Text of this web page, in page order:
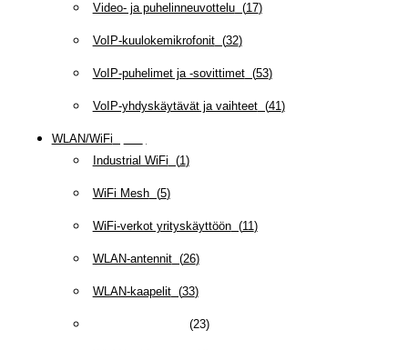
Video- ja puhelinneuvottelu(17)
VoIP-kuulokemikrofonit(32)
VoIP-puhelimet ja -sovittimet(53)
VoIP-yhdyskäytävät ja vaihteet(41)
WLAN/WiFi
Industrial WiFi (1)
WiFi Mesh(5)
WiFi-verkot yrityskäyttöön(11)
WLAN-antennit(26)
WLAN-kaapelit(33)
(23)